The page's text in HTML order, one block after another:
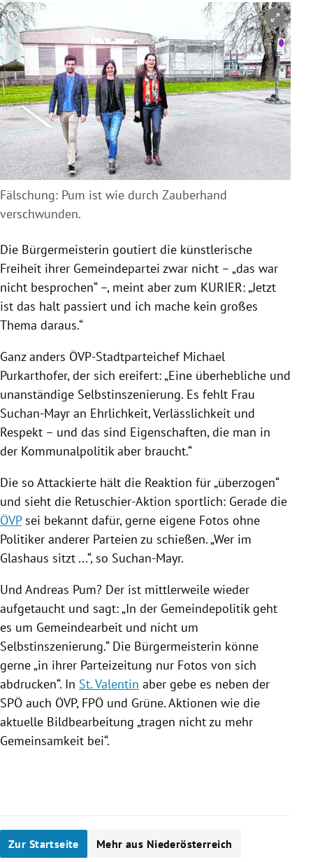
Copyright-Hinweis öffnen/schließen
Fälschung: Pum ist wie durch Zauberhand
verschwunden.
Die Bürgermeisterin goutiert die künstlerische
Freiheit ihrer Gemeindepartei zwar nicht – „das war
nicht besprochen“ –, meint aber zum KURIER: „Jetzt
ist das halt passiert und ich mache kein großes
Thema daraus.“
Ganz anders ÖVP-Stadtparteichef Michael
Purkarthofer, der sich ereifert: „Eine überhebliche und
unanständige Selbstinszenierung. Es fehlt Frau
Suchan-Mayr an Ehrlichkeit, Verlässlichkeit und
Respekt – und das sind Eigenschaften, die man in
der Kommunalpolitik aber braucht.“
Die so Attackierte hält die Reaktion für „überzogen“
und sieht die Retuschier-Aktion sportlich: Gerade die
ÖVPsei bekannt dafür, gerne eigene Fotos ohne
Politiker anderer Parteien zu schießen. „Wer im
Glashaus sitzt ...“, so Suchan-Mayr.
Und Andreas Pum? Der ist mittlerweile wieder
aufgetaucht und sagt: „In der Gemeindepolitik geht
es um Gemeindearbeit und nicht um
Selbstinszenierung.“ Die Bürgermeisterin könne
gerne „in ihrer Parteizeitung nur Fotos von sich
abdrucken“. In St. Valentin aber gebe es neben der
SPÖ auch ÖVP, FPÖ und Grüne. Aktionen wie die
aktuelle Bildbearbeitung „tragen nicht zu mehr
Gemeinsamkeit bei“.
Zur Startseite Mehr aus Niederösterreich